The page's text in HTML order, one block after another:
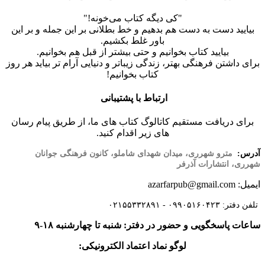
"کی دیگه کتاب می‌خونه!"
بیایید دست به دست هم بدهیم و خط بطلانی بر این جمله و بر این
باور غلط بکشیم.
بیایید کتاب بخوانیم و حتی بیشتر از قبل هم بخوانیم.
برای داشتن فرهنگی بهتر، زندگی زیباتر و دنیایی آرام تر بیاید هر روز
کتاب بخوانیم!
ارتباط با پشتیبانی
برای دریافت مستقیم کاتالوگ کتاب های ما، از طریق پیام رسان
های زیر اقدام کنید.
آدرس: مترو شهرری، میدان شهدای شاملو، کانون فرهنگی جوانان
شهرری، انتشارات آذرفر
ایمیل: azarfarpub@gmail.com
تلفن دفتر: ۰۹۹۰۵۱۶۰۴۲۳ - ۰۲۱۵۵۳۳۲۸۹۱
ساعات پاسخگویی و حضور در دفتر: شنبه تا چهارشنبه ۱۸-۹
لوگو نماد اعتماد الکترونیکی: